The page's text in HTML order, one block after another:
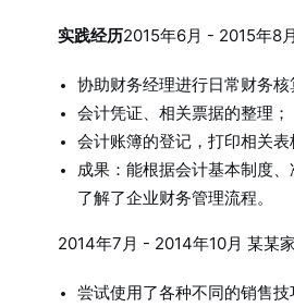
实践经历2015年6月 - 2015年8
协助财务经理进行日常财务
会计凭证、相关票据的整理；
会计账簿的登记，打印相关
成果：能根据会计基本制度
了解了企业财务管理流程。
2014年7月 - 2014年10月 某某
尝试使用了各种不同的销售